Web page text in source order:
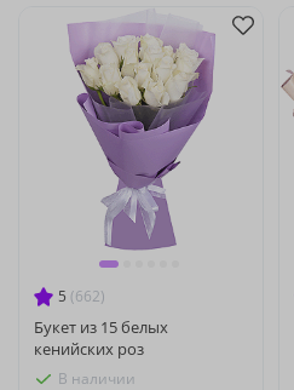
5 (662)
Букет из 15 белых
кенийских роз
В наличии